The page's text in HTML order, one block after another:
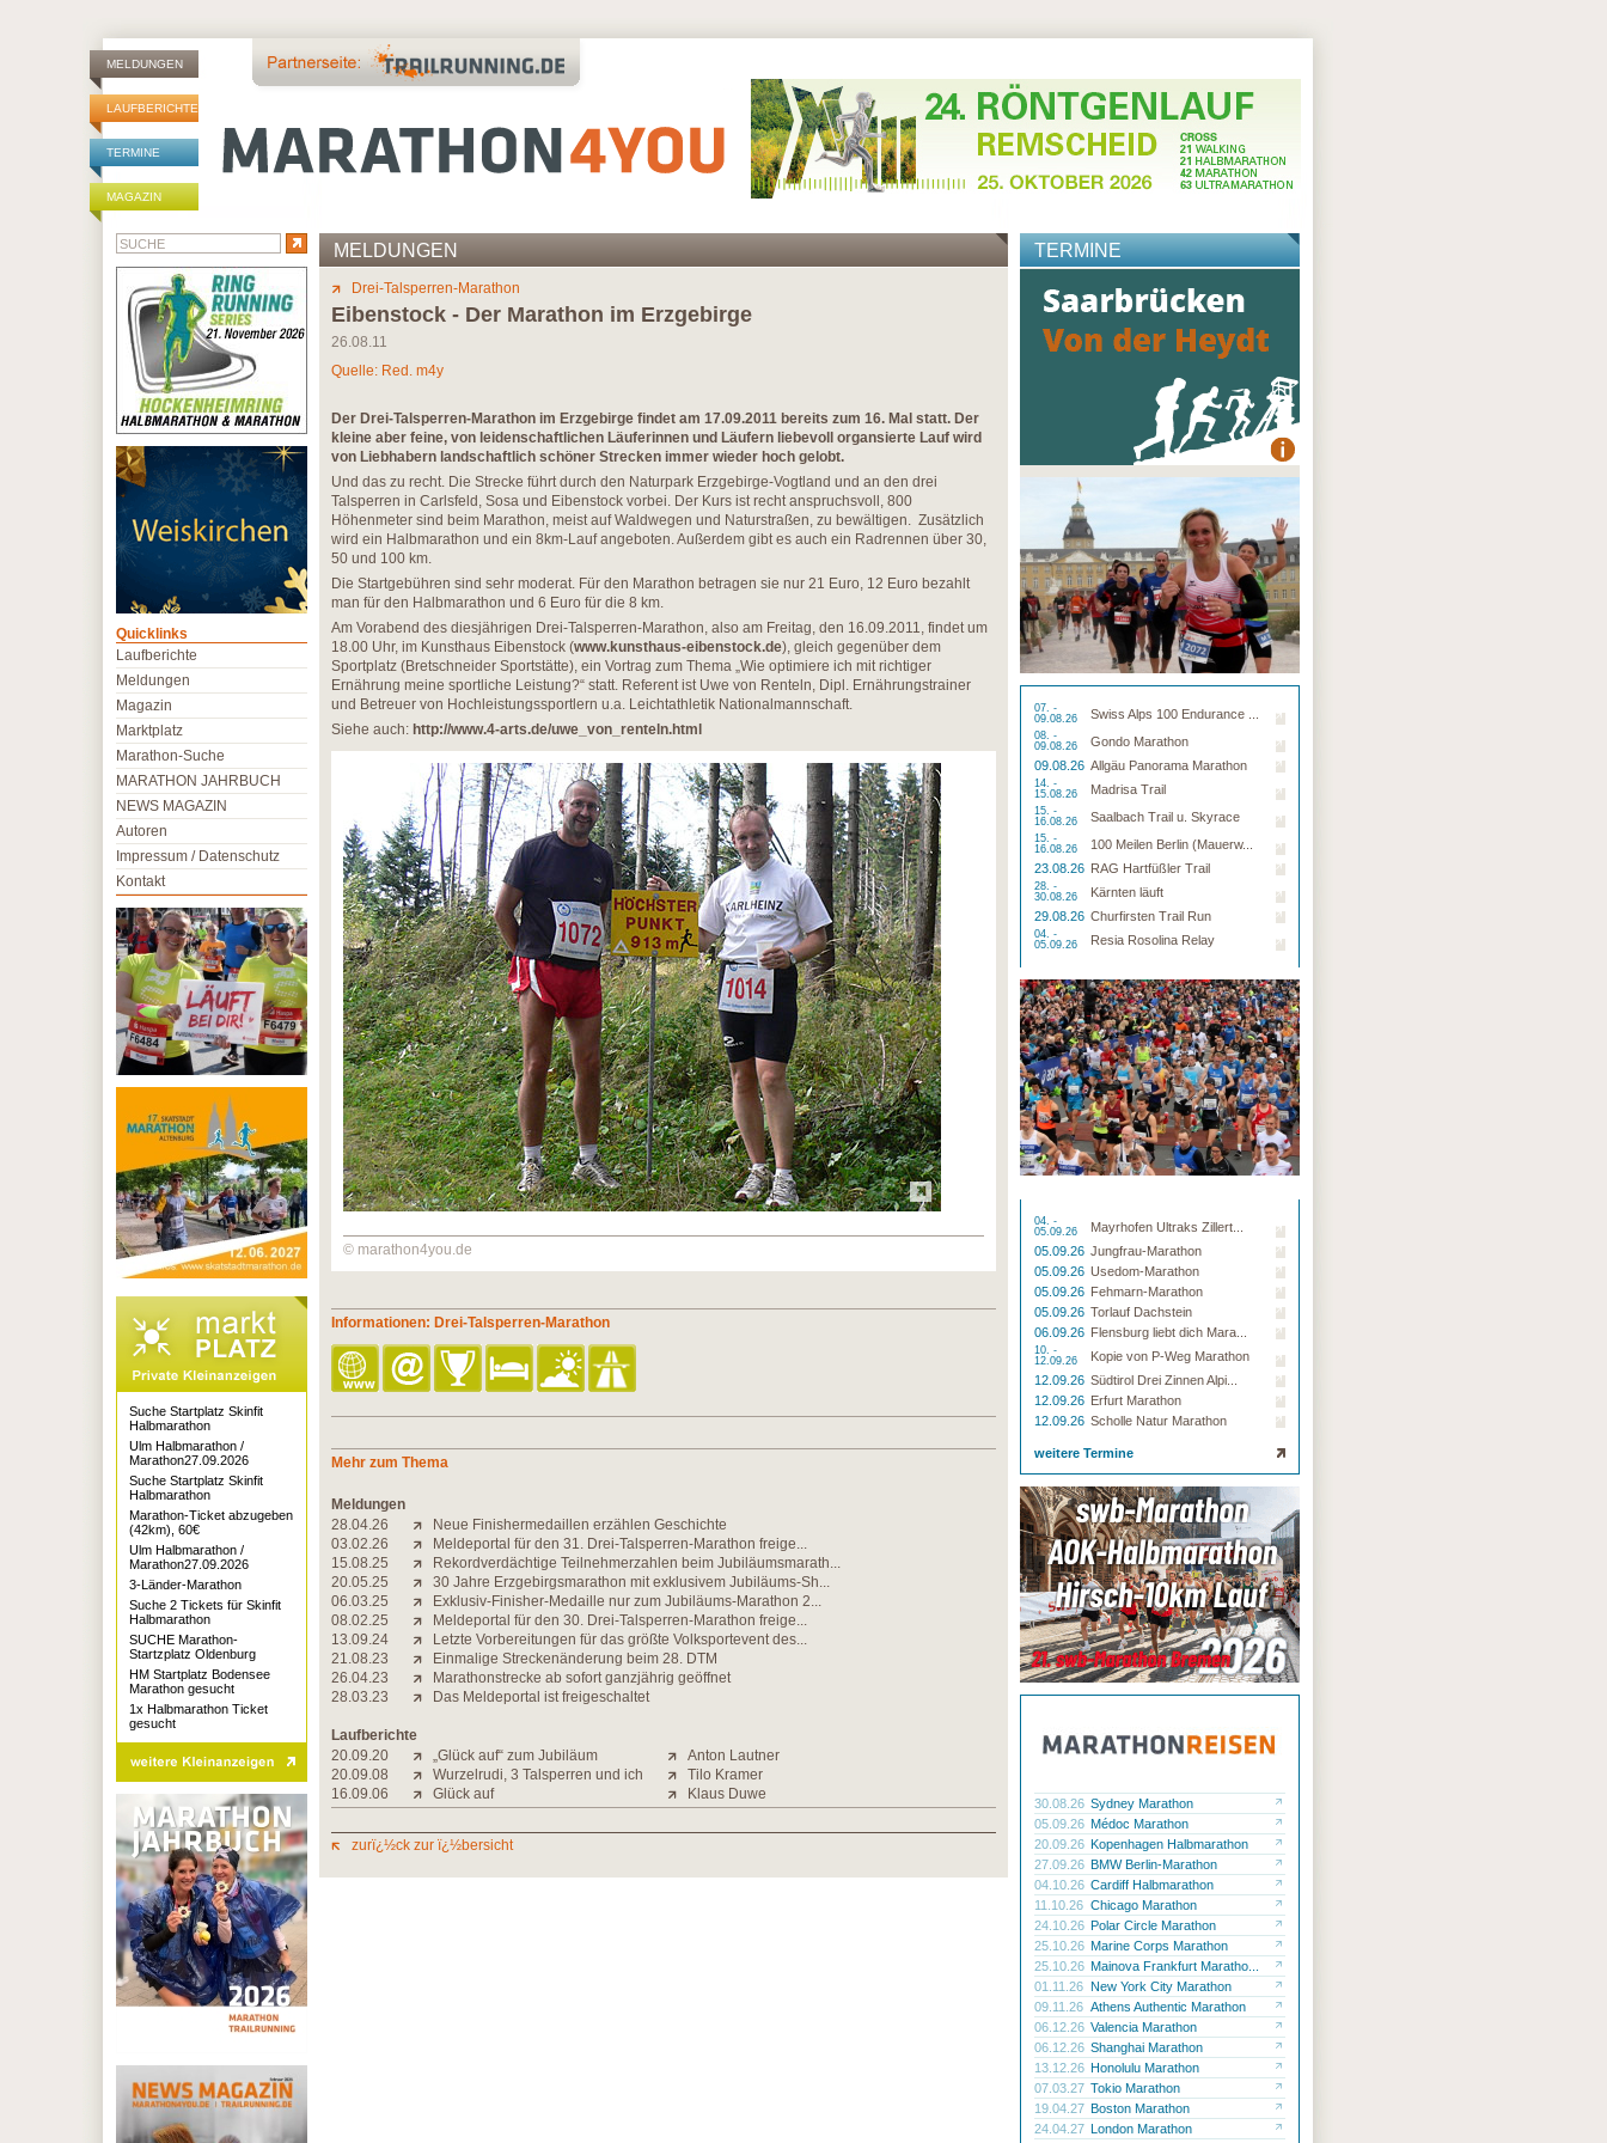
MELDUNGEN
LAUFBERICHTE
TERMINE
MAGAZIN
MELDUNGEN
Drei-Talsperren-Marathon
Eibenstock - Der Marathon im Erzgebirge
26.08.11
Quelle: Red. m4y
Der Drei-Talsperren-Marathon im Erzgebirge findet am 17.09.2011 bereits zum 16. Mal statt. Der
kleine aber feine, von leidenschaftlichen Läuferinnen und Läufern liebevoll organsierte Lauf wird
von Liebhabern landschaftlich schöner Strecken immer wieder hoch gelobt.
Und das zu recht. Die Strecke führt durch den Naturpark Erzgebirge-Vogtland und an den drei
Talsperren in Carlsfeld, Sosa und Eibenstock vorbei. Der Kurs ist recht anspruchsvoll, 800
Höhenmeter sind beim Marathon, meist auf Waldwegen und Naturstraßen, zu bewältigen. Zusätzlich
wird ein Halbmarathon und ein 8km-Lauf angeboten. Außerdem gibt es auch ein Radrennen über 30,
50 und 100 km.
Die Startgebühren sind sehr moderat. Für den Marathon betragen sie nur 21 Euro, 12 Euro bezahlt
man für den Halbmarathon und 6 Euro für die 8 km.
Am Vorabend des diesjährigen Drei-Talsperren-Marathon, also am Freitag, den 16.09.2011, findet um
18.00 Uhr, im Kunsthaus Eibenstock (www.kunsthaus-eibenstock.de), gleich gegenüber dem
Sportplatz (Bretschneider Sportstätte), ein Vortrag zum Thema „Wie optimiere ich mit richtiger
Ernährung meine sportliche Leistung?“ statt. Referent ist Uwe von Renteln, Dipl. Ernährungstrainer
und Betreuer von Hochleistungssportlern u.a. Leichtathletik Nationalmannschaft.
Siehe auch: http://www.4-arts.de/uwe_von_renteln.html
© marathon4you.de
Informationen: Drei-Talsperren-Marathon
Mehr zum Thema
Meldungen
28.04.26
Neue Finishermedaillen erzählen Geschichte
03.02.26
Meldeportal für den 31. Drei-Talsperren-Marathon freige...
15.08.25
Rekordverdächtige Teilnehmerzahlen beim Jubiläumsmarath...
20.05.25
30 Jahre Erzgebirgsmarathon mit exklusivem Jubiläums-Sh...
06.03.25
Exklusiv-Finisher-Medaille nur zum Jubiläums-Marathon 2...
08.02.25
Meldeportal für den 30. Drei-Talsperren-Marathon freige...
13.09.24
Letzte Vorbereitungen für das größte Volksportevent des...
21.08.23
Einmalige Streckenänderung beim 28. DTM
26.04.23
Marathonstrecke ab sofort ganzjährig geöffnet
28.03.23
Das Meldeportal ist freigeschaltet
Laufberichte
20.09.20
„Glück auf“ zum Jubiläum
Anton Lautner
20.09.08
Wurzelrudi, 3 Talsperren und ich
Tilo Kramer
16.09.06
Glück auf Klaus Duwe
zurï¿½ck zur ï¿½bersicht
TERMINE
07. -
09.08.26
Swiss Alps 100 Endurance ...
08. -
09.08.26
Gondo Marathon
09.08.26 Allgäu Panorama Marathon
14. -
15.08.26
Madrisa Trail
15. -
16.08.26
Saalbach Trail u. Skyrace
15. -
16.08.26
100 Meilen Berlin (Mauerw...
23.08.26 RAG Hartfüßler Trail
28. -
30.08.26
Kärnten läuft
29.08.26 Churfirsten Trail Run
04. -
05.09.26
Resia Rosolina Relay
04. -
05.09.26
Mayrhofen Ultraks Zillert...
05.09.26 Jungfrau-Marathon
05.09.26 Usedom-Marathon
05.09.26 Fehmarn-Marathon
05.09.26 Torlauf Dachstein
06.09.26 Flensburg liebt dich Mara...
10. -
12.09.26
Kopie von P-Weg Marathon
12.09.26 Südtirol Drei Zinnen Alpi...
12.09.26 Erfurt Marathon
12.09.26 Scholle Natur Marathon
weitere Termine
30.08.26 Sydney Marathon
05.09.26 Médoc Marathon
20.09.26 Kopenhagen Halbmarathon
27.09.26 BMW Berlin-Marathon
04.10.26 Cardiff Halbmarathon
11.10.26 Chicago Marathon
24.10.26 Polar Circle Marathon
25.10.26 Marine Corps Marathon
25.10.26 Mainova Frankfurt Maratho...
01.11.26 New York City Marathon
09.11.26 Athens Authentic Marathon
06.12.26 Valencia Marathon
06.12.26 Shanghai Marathon
13.12.26 Honolulu Marathon
07.03.27 Tokio Marathon
19.04.27 Boston Marathon
24.04.27 London Marathon
Quicklinks
Laufberichte
Meldungen
Magazin
Marktplatz
Marathon-Suche
MARATHON JAHRBUCH
NEWS MAGAZIN
Autoren
Impressum / Datenschutz
Kontakt
Suche Startplatz Skinfit
Halbmarathon
Ulm Halbmarathon /
Marathon27.09.2026
Suche Startplatz Skinfit
Halbmarathon
Marathon-Ticket abzugeben
(42km), 60€
Ulm Halbmarathon /
Marathon27.09.2026
3-Länder-Marathon
Suche 2 Tickets für Skinfit
Halbmarathon
SUCHE Marathon-
Startzplatz Oldenburg
HM Startplatz Bodensee
Marathon gesucht
1x Halbmarathon Ticket
gesucht